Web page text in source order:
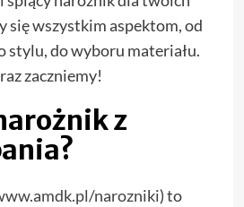
się wszystkim aspektom, od
stylu, do wyboru materiału.
zaczniemy!
z
narozniki) to